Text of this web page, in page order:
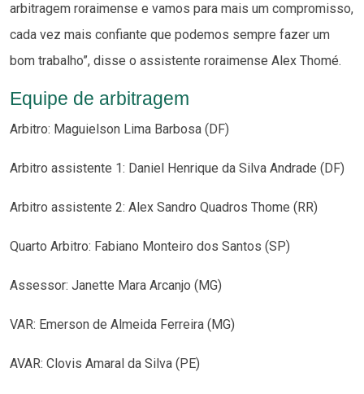
arbitragem roraimense e vamos para mais um compromisso,
cada vez mais confiante que podemos sempre fazer um
bom trabalho”, disse o assistente roraimense Alex Thomé.
Equipe de arbitragem
Arbitro: Maguielson Lima Barbosa (DF)
Arbitro assistente 1: Daniel Henrique da Silva Andrade (DF)
Arbitro assistente 2: Alex Sandro Quadros Thome (RR)
Quarto Arbitro: Fabiano Monteiro dos Santos (SP)
Assessor: Janette Mara Arcanjo (MG)
VAR: Emerson de Almeida Ferreira (MG)
AVAR: Clovis Amaral da Silva (PE)